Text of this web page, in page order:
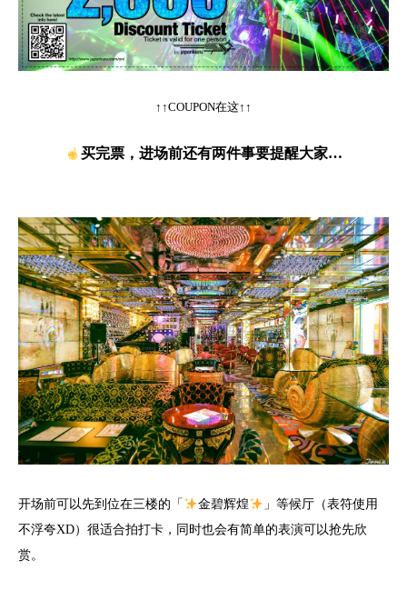
↑↑COUPON在这↑↑
买完票，进场前还有两件事要提醒大家…
开场前可以先到位在三楼的「 金碧辉煌
」等候厅（表符使用
不浮夸XD）很适合拍打卡，同时也会有简单的表演可以抢先欣
赏。